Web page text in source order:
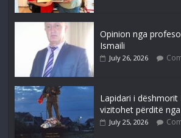
Opinion nga
Ismaili
July 26, 2026
Lapidari i dëshmorit
vizitohet përditë
July 25, 2026